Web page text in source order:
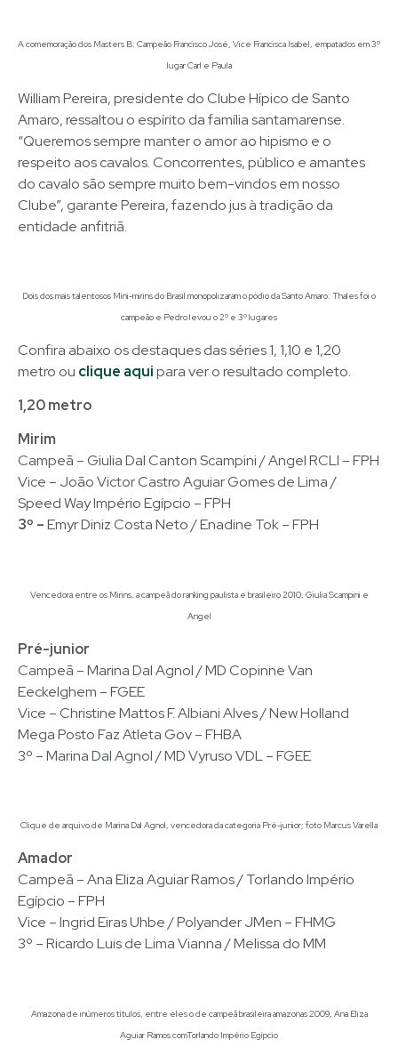
A comemoração dos Masters B: Campeão Francisco José, Vice Francisca Isabel, empatados em 3º
lugar Carl e Paula
William Pereira, presidente do Clube Hípico de Santo
Amaro, ressaltou o espírito da família santamarense.
“Queremos sempre manter o amor ao hipismo e o
respeito aos cavalos. Concorrentes, público e amantes
do cavalo são sempre muito bem-vindos em nosso
Clube”, garante Pereira, fazendo jus à tradição da
entidade anfitriã.
Dois dos mais talentosos Mini-mirins do Brasil monopolizaram o pódio da Santo Amaro: Thales foi o
campeão e Pedro levou o 2º e 3º lugares
Confira abaixo os destaques das séries 1, 1,10 e 1,20
metro ou clique aquipara ver o resultado completo.
1,20 metro
Mirim
Campeã – Giulia Dal Canton Scampini / Angel RCLI – FPH
Vice – João Victor Castro Aguiar Gomes de Lima /
Speed Way Império Egípcio – FPH
3º –Emyr Diniz Costa Neto / Enadine Tok – FPH
Vencedora entre os Mirins, a campeã do ranking paulista e brasileiro 2010, Giulia Scampini e
Angel
Pré-junior
Campeã – Marina Dal Agnol / MD Copinne Van
Eeckelghem – FGEE
Vice – Christine Mattos F. Albiani Alves / New Holland
Mega Posto Faz Atleta Gov – FHBA
3º – Marina Dal Agnol / MD Vyruso VDL – FGEE
Clique de arquivo de Marina Dal Agnol, vencedora da categoria Pré-junior; foto Marcus Varella
Amador
Campeã – Ana Eliza Aguiar Ramos / Torlando Império
Egípcio – FPH
Vice – Ingrid Eiras Uhbe / Polyander JMen – FHMG
3º – Ricardo Luis de Lima Vianna / Melissa do MM
Amazona de inúmeros títulos, entre eles o de campeã brasileira amazonas 2009, Ana Eliza
Aguiar Ramos comTorlando Império Egípcio